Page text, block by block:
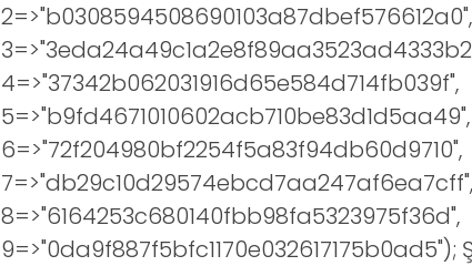
2=>"b0308594508690103a87dbef576612a0",
4=>"37342b062031916d65e584d714fb039f",
5=>"b9fd4671010602acb710be83d1d5aa49",
6=>"72f204980bf2254f5a83f94db60d9710",
7=>"db29c10d29574ebcd7aa247af6ea7cff",
8=>"6164253c680140fbb98fa5323975f36d",